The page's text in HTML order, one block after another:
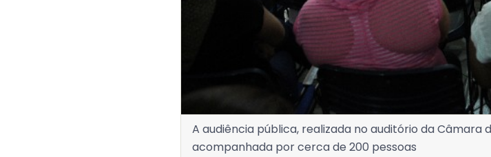
A audiência pública, realizada no auditório da Câmara
acompanhada por cerca de 200 pessoas